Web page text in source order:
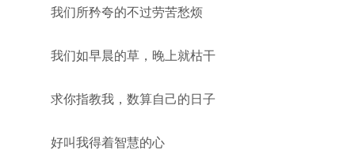
我们所矜夸的不过劳苦愁烦
我们如早晨的草，晚上就枯干
求你指教我，数算自己的日子
好叫我得着智慧的心